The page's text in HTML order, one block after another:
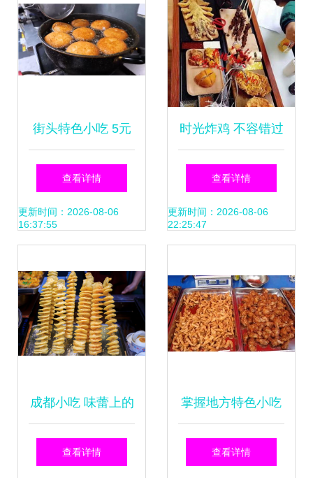
食荟萃
街头特色小吃 5元
一份的油炸脆皮包
子，到底贵不贵？
查看详情
更新时间：2026-08-06
16:37:55
时光炸鸡 不容错过
的快餐加盟与特色
小吃创业之道
查看详情
更新时间：2026-08-06
22:25:47
成都小吃 味蕾上的
美食指南与加盟机
查看详情
掌握地方特色小吃
技术，带你开启餐
查看详情